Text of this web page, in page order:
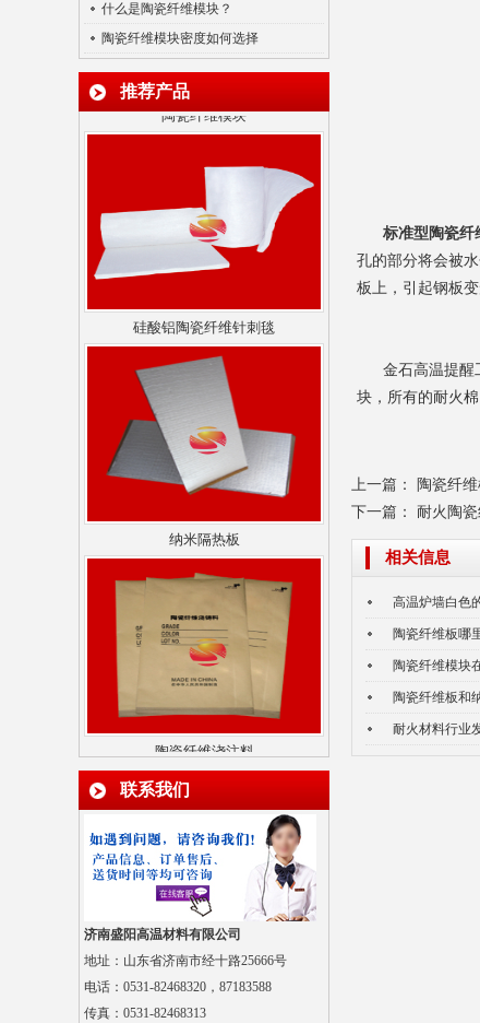
什么是陶瓷纤维模块？
陶瓷纤维模块密度如何选择
推荐产品
陶瓷纤维模块
陶瓷纤维浇注料
多晶莫来石纤维贴面块
联系我们
济南盛阳高温材料有限公司
地址：山东省济南市经十路25666号
电话：0531-82468320，87183588
传真： 0531-82468313
标准型 陶瓷纤
孔的部分将会被
板上，引起钢板
金石高温提醒
块，所有的耐火
上一篇：
陶瓷纤
下一篇： 耐火陶
相关信息
高温炉墙白色
陶瓷纤维板哪
陶瓷纤维模块
陶瓷纤维板和
耐火材料行业